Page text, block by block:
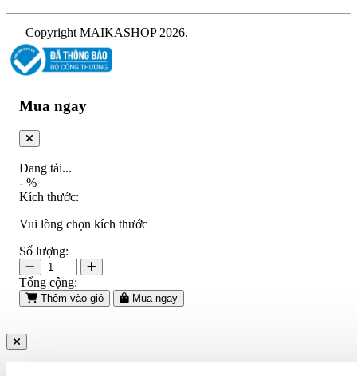
Copyright MAIKASHOP 2026.
Mua ngay
Đang tải...
- %
Kích thước:
Vui lòng chọn kích thước
Số lượng:
Tổng cộng:
Thêm vào giỏ Mua ngay